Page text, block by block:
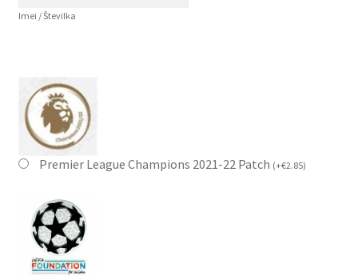
Imei / Številka
Premier League Champions 2021-22 Patch (+€2.85)